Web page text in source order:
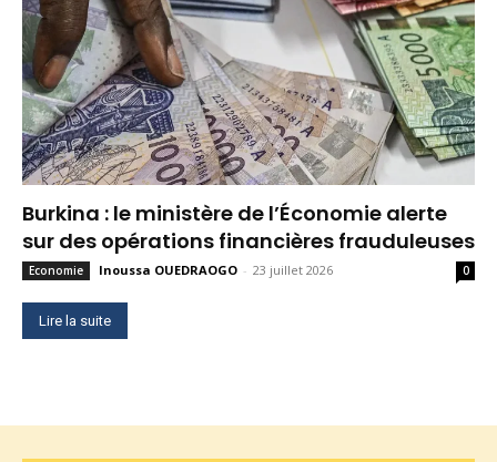
Burkina : le ministère de l’Économie alerte
sur des opérations financières frauduleuses
Economie Inoussa OUEDRAOGO - 23 juillet 2026 0
Lire la suite